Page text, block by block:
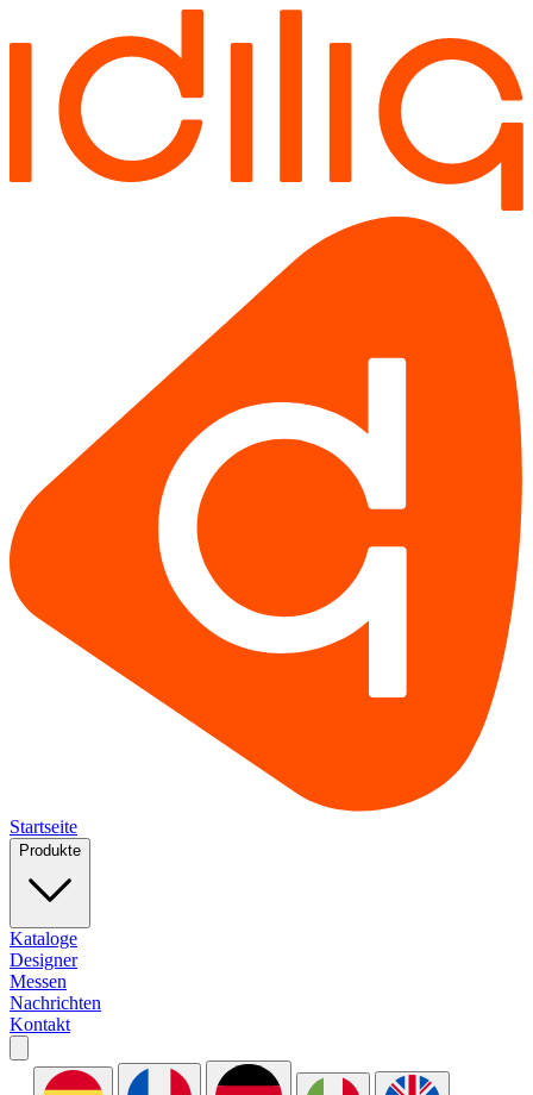
Startseite
Produkte
Kataloge
Designer
Messen
Nachrichten
Kontakt